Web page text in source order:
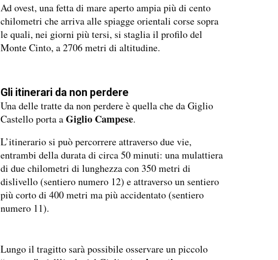
Ad ovest, una fetta di mare aperto ampia più di cento
chilometri che arriva alle spiagge orientali corse sopra
le quali, nei giorni più tersi, si staglia il profilo del
Monte Cinto, a 2706 metri di altitudine.
Gli itinerari da non perdere
Una delle tratte da non perdere è quella che da Giglio
Castello porta aGiglio Campese.
L’itinerario si può percorrere attraverso due vie,
entrambi della durata di circa 50 minuti: una mulattiera
di due chilometri di lunghezza con 350 metri di
dislivello (sentiero numero 12) e attraverso un sentiero
più corto di 400 metri ma più accidentato (sentiero
numero 11).
Lungo il tragitto sarà possibile osservare un piccolo